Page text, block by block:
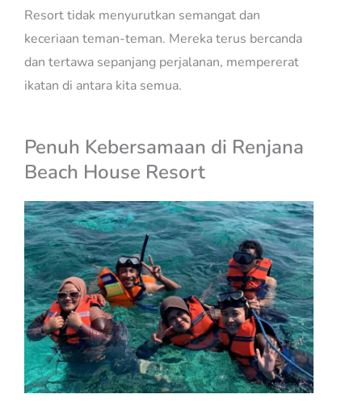
Resort tidak menyurutkan semangat dan
keceriaan teman-teman. Mereka terus bercanda
dan tertawa sepanjang perjalanan, mempererat
ikatan di antara kita semua.
Penuh Kebersamaan di Renjana
Beach House Resort